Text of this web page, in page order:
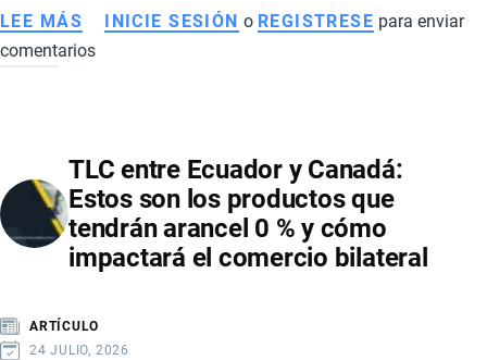
LEE MÁS SOBRE
CANCILLER
A
ECUADOR
BUSCANDO
AMPLIAR
ESTRATÉGICA
INICIE SESIÓN o REGISTRESE para enviar
comentarios
TLC entre Ecuador y Canadá:
Estos son los productos que
tendrán arancel 0 % y cómo
impactará el comercio bilateral
ARTÍCULO
24 JULIO, 2026